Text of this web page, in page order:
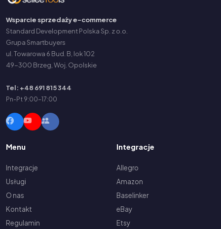
Wsparcie sprzedaży e-commerce
Standard Development Polska Sp. z o.o.
Grupa Smartbuyers
ul. Towarowa 6 Bud. B, lok 102
49-300 Brzeg, Woj. Opolskie
Tel: +48 691 815 344
Pn-Pt 9:00-17:00
Menu
Integracje
Usługi
O nas
Kontakt
Regulamin
Integracje
Allegro
Amazon
Baselinker
eBay
Etsy